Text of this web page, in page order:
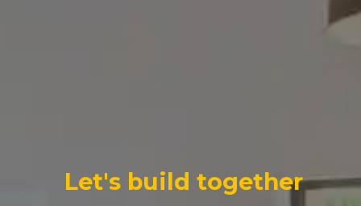
Let's build together